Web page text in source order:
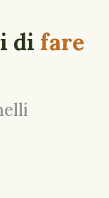
di fare